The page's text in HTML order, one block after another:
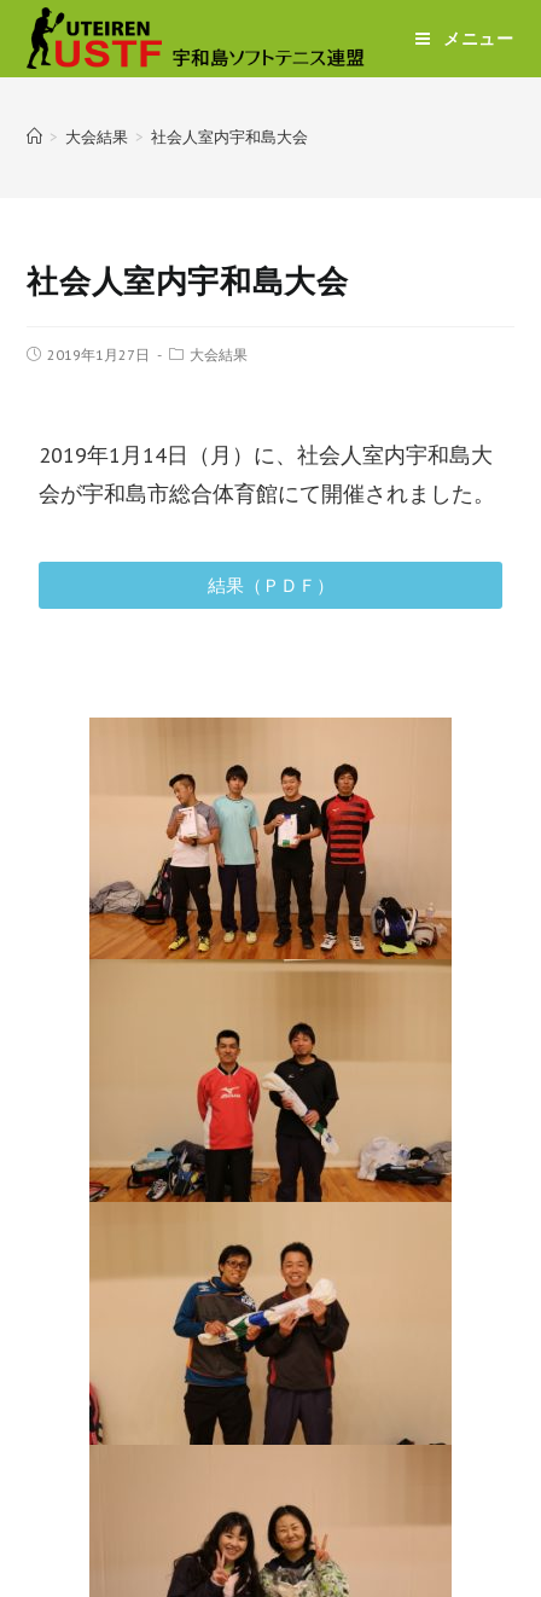
メニュー
> 大会結果 > 社会人室内宇和島大会
社会人室内宇和島大会
2019年1月27日 大会結果
2019年1月14日（月）に、社会人室内宇和島大
会が宇和島市総合体育館にて開催されました。
結果（ＰＤＦ）